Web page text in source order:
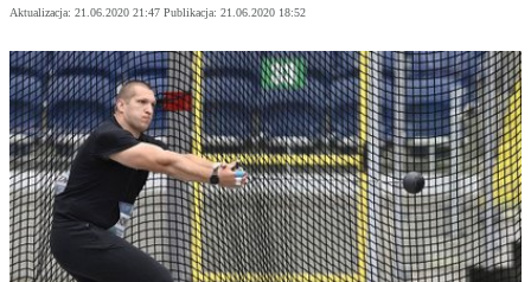
Aktualizacja: 21.06.2020 21:47 Publikacja: 21.06.2020 18:52